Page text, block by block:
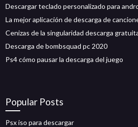
Descargar teclado personalizado para
La mejor aplicación de descarga de
Cenizas de la singularidad descarga
Descarga de bombsquad pc 2020
Ps4 cómo pausar la descarga del juego
Popular Posts
Psx iso para descargar